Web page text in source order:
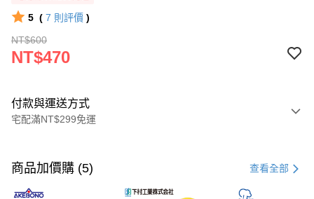
5 ( 7 則評價 )
NT$600
NT$470
付款與運送方式
宅配滿NT$299免運
信用卡一次付款
LINE Pay
商品加價購 (5) 查看全部